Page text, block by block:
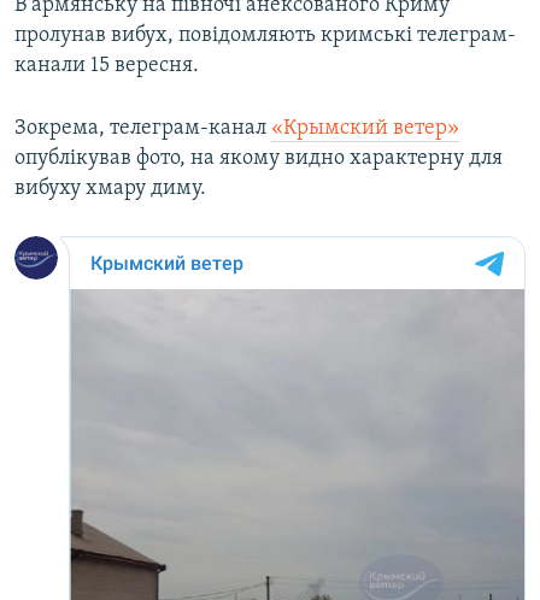
В армянську на півночі анексованого Криму
пролунав вибух, повідомляють кримські телеграм-
канали 15 вересня.
Зокрема, телеграм-канал «Крымский ветер»
опублікував фото, на якому видно характерну для
вибуху хмару диму.